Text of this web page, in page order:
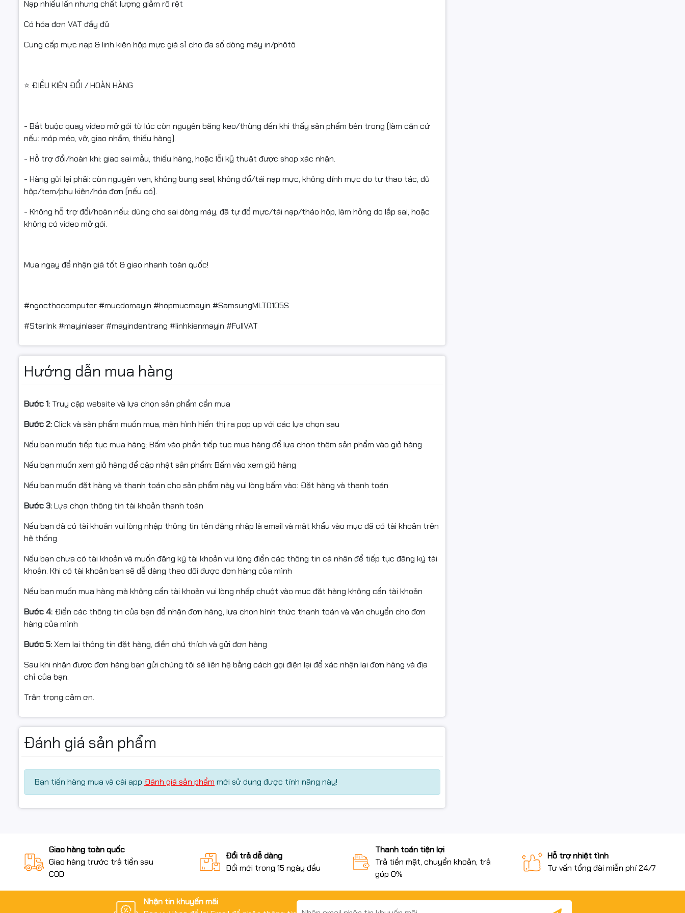
Nạp nhiều lần nhưng chất lượng giảm rõ rệt
Có hóa đơn VAT đầy đủ
Cung cấp mực nạp & linh kiện hộp mực giá sỉ cho đa số dòng máy in/phôtô
⭐ ĐIỀU KIỆN ĐỔI / HOÀN HÀNG
- Bắt buộc quay video mở gói từ lúc còn nguyên băng keo/thùng đến khi thấy sản phẩm bên trong (làm căn cứ
nếu: móp méo, vỡ, giao nhầm, thiếu hàng).
- Hỗ trợ đổi/hoàn khi: giao sai mẫu, thiếu hàng, hoặc lỗi kỹ thuật được shop xác nhận.
- Hàng gửi lại phải: còn nguyên vẹn, không bung seal, không đổ/tái nạp mực, không dính mực do tự thao tác, đủ
hộp/tem/phụ kiện/hóa đơn (nếu có).
- Không hỗ trợ đổi/hoàn nếu: dùng cho sai dòng máy, đã tự đổ mực/tái nạp/tháo hộp, làm hỏng do lắp sai, hoặc
không có video mở gói.
Mua ngay để nhận giá tốt & giao nhanh toàn quốc!
#ngocthocomputer #mucdomayin #hopmucmayin #SamsungMLTD105S
#StarInk #mayinlaser #mayindentrang #linhkienmayin #FullVAT
Hướng dẫn mua hàng
Bước 1: Truy cập website và lựa chọn sản phẩm cần mua
Bước 2:Click và sản phẩm muốn mua, màn hình hiển thị ra pop up với các lựa chọn sau
Nếu bạn muốn tiếp tục mua hàng: Bấm vào phần tiếp tục mua hàng để lựa chọn thêm sản phẩm vào giỏ hàng
Nếu bạn muốn xem giỏ hàng để cập nhật sản phẩm: Bấm vào xem giỏ hàng
Nếu bạn muốn đặt hàng và thanh toán cho sản phẩm này vui lòng bấm vào: Đặt hàng và thanh toán
Bước 3:Lựa chọn thông tin tài khoản thanh toán
Nếu bạn đã có tài khoản vui lòng nhập thông tin tên đăng nhập là email và mật khẩu vào mục đã có tài khoản trên
hệ thống
Nếu bạn chưa có tài khoản và muốn đăng ký tài khoản vui lòng điền các thông tin cá nhân để tiếp tục đăng ký tài
khoản. Khi có tài khoản bạn sẽ dễ dàng theo dõi được đơn hàng của mình
Nếu bạn muốn mua hàng mà không cần tài khoản vui lòng nhấp chuột vào mục đặt hàng không cần tài khoản
Bước 4: Điền các thông tin của bạn để nhận đơn hàng, lựa chọn hình thức thanh toán và vận chuyển cho đơn
hàng của mình
Bước 5:Xem lại thông tin đặt hàng, điền chú thích và gửi đơn hàng
Sau khi nhận được đơn hàng bạn gửi chúng tôi sẽ liên hệ bằng cách gọi điện lại để xác nhận lại đơn hàng và địa
chỉ của bạn.
Trân trọng cảm ơn.
Đánh giá sản phẩm
Bạn tiến hàng mua và cài app Đánh giá sản phẩm mới sử dụng được tính năng này!
Giao hàng toàn quốc
Giao hàng trước trả tiền sau
COD
Đổi trả dễ dàng
Đổi mới trong 15 ngày đầu
Thanh toán tiện lợi
Trả tiền mặt, chuyển khoản, trả
góp 0%
Hỗ trợ nhiệt tình
Tư vấn tổng đài miễn phí 24/7
Nhận tin khuyến mãi